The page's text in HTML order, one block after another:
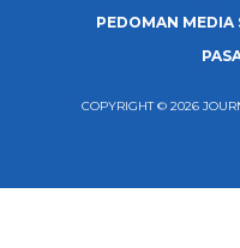
PEDOMAN MEDIA
COPYRIGHT © 2026